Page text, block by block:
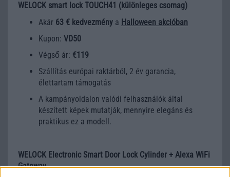
WELOCK smart lock TOUCH41 (különleges csomag)
Akár 63 € kedvezmény a Halloween akcióban
Kupon: VD50
Végső ár: €119
Szállítás európai raktárból, 2 év garancia,
élettartam támogatás
A kampányoldalon valódi felhasználók által
készített képek mutatják, mennyire elegáns és
praktikus ez a modell.
WELOCK Electronic Smart Door Lock Cylinder + Alexa WiFi
Gateway